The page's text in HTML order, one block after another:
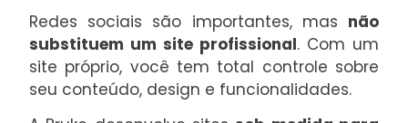
Redes sociais são importantes, mas não
substituem um site profissional. Com um
site próprio, você tem total controle sobre
seu conteúdo, design e funcionalidades.